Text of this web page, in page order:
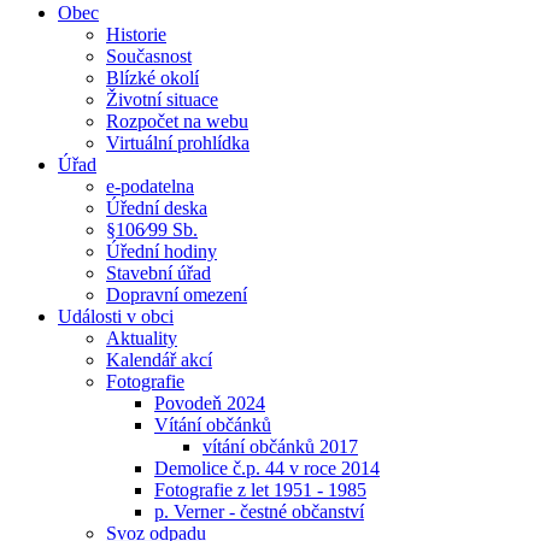
Obec
Historie
Současnost
Blízké okolí
Životní situace
Rozpočet na webu
Virtuální prohlídka
Úřad
e-podatelna
Úřední deska
§106⁄99 Sb.
Úřední hodiny
Stavební úřad
Dopravní omezení
Události v obci
Aktuality
Kalendář akcí
Fotografie
Povodeň 2024
Vítání občánků
vítání občánků 2017
Demolice č.p. 44 v roce 2014
Fotografie z let 1951 - 1985
p. Verner - čestné občanství
Svoz odpadu